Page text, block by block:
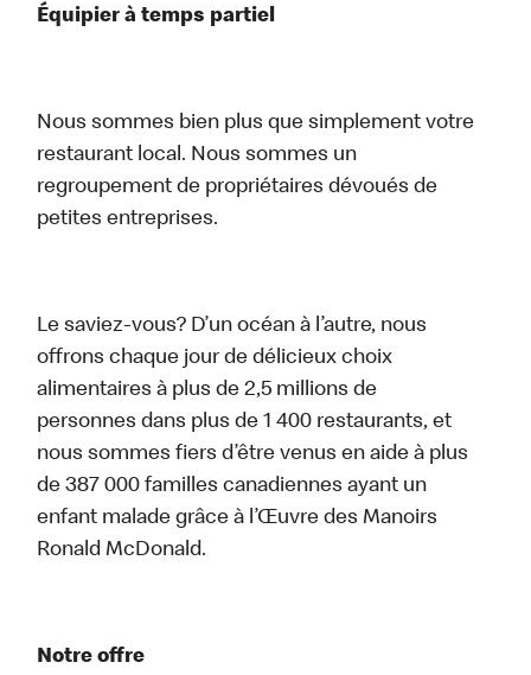
Équipier à temps partiel
Nous sommes bien plus que simplement votre
restaurant local. Nous sommes un
regroupement de propriétaires dévoués de
petites entreprises.
Le saviez-vous? D’un océan à l’autre, nous
offrons chaque jour de délicieux choix
alimentaires à plus de 2,5 millions de
personnes dans plus de 1 400 restaurants, et
nous sommes fiers d’être venus en aide à plus
de 387 000 familles canadiennes ayant un
enfant malade grâce à l’Œuvre des Manoirs
Ronald McDonald.
Notre offre